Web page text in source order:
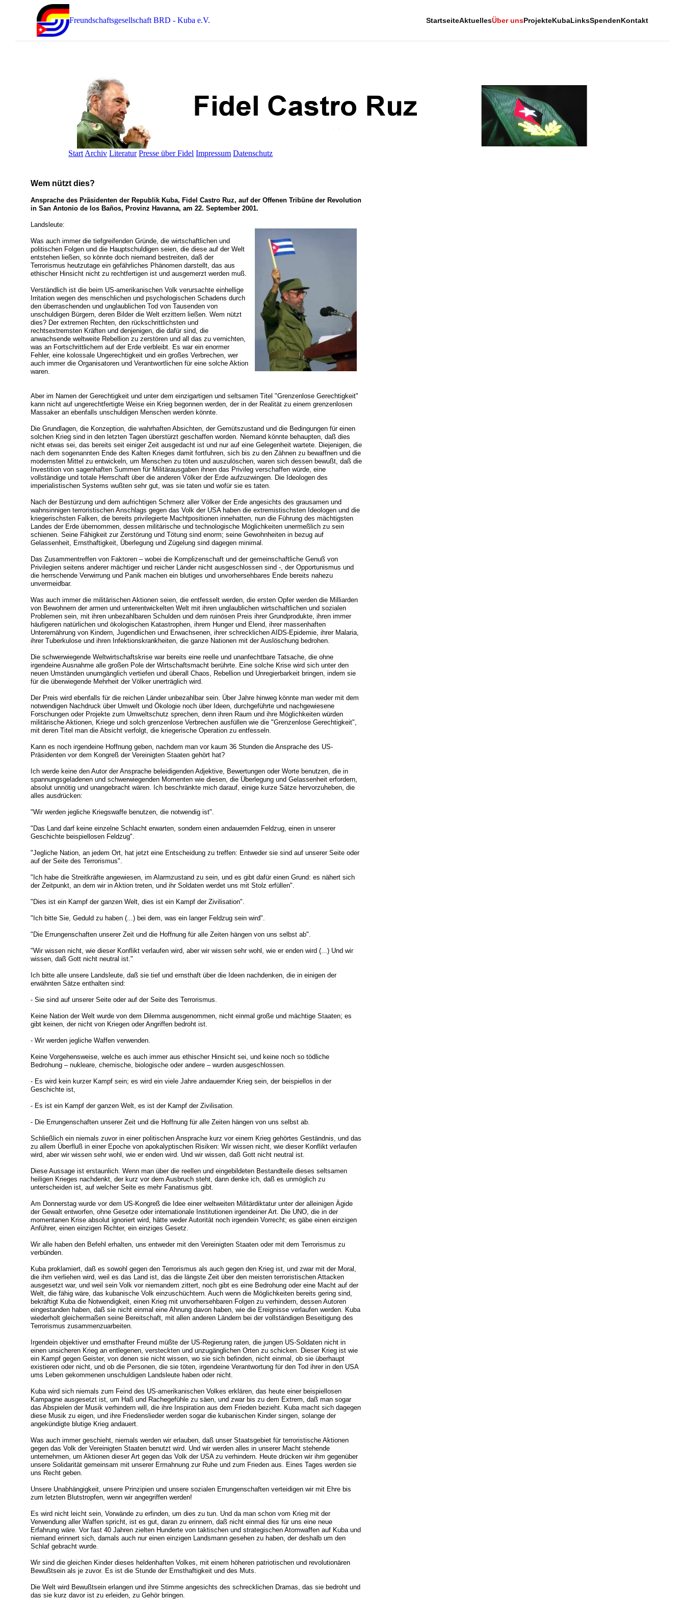
Freundschaftsgesellschaft BRD - Kuba e.V. StartseiteAktuellesÜber unsProjekteKubaLinksSpendenKontakt
Start Archiv Literatur Presse über Fidel Impressum Datenschutz
Wem nützt dies?
Ansprache des Präsidenten der Republik Kuba, Fidel Castro Ruz, auf der Offenen Tribüne der Revolution
in San Antonio de los Baños, Provinz Havanna, am 22. September 2001.
Landsleute:
Was auch immer die tiefgreifenden Gründe, die wirtschaftlichen und
politischen Folgen und die Hauptschuldigen seien, die diese auf der Welt
entstehen ließen, so könnte doch niemand bestreiten, daß der
Terrorismus heutzutage ein gefährliches Phänomen darstellt, das aus
ethischer Hinsicht nicht zu rechtfertigen ist und ausgemerzt werden muß.
Verständlich ist die beim US-amerikanischen Volk verursachte einhellige
Irritation wegen des menschlichen und psychologischen Schadens durch
den überraschenden und unglaublichen Tod von Tausenden von
unschuldigen Bürgern, deren Bilder die Welt erzittern ließen. Wem nützt
dies? Der extremen Rechten, den rückschrittlichsten und
rechtsextremsten Kräften und denjenigen, die dafür sind, die
anwachsende weltweite Rebellion zu zerstören und all das zu vernichten,
was an Fortschrittlichem auf der Erde verbleibt. Es war ein enormer
Fehler, eine kolossale Ungerechtigkeit und ein großes Verbrechen, wer
auch immer die Organisatoren und Verantwortlichen für eine solche Aktion
waren.
Aber im Namen der Gerechtigkeit und unter dem einzigartigen und seltsamen Titel "Grenzenlose Gerechtigkeit"
kann nicht auf ungerechtfertigte Weise ein Krieg begonnen werden, der in der Realität zu einem grenzenlosen
Massaker an ebenfalls unschuldigen Menschen werden könnte.
Die Grundlagen, die Konzeption, die wahrhaften Absichten, der Gemütszustand und die Bedingungen für einen
solchen Krieg sind in den letzten Tagen überstürzt geschaffen worden. Niemand könnte behaupten, daß dies
nicht etwas sei, das bereits seit einiger Zeit ausgedacht ist und nur auf eine Gelegenheit wartete. Diejenigen, die
nach dem sogenannten Ende des Kalten Krieges damit fortfuhren, sich bis zu den Zähnen zu bewaffnen und die
modernsten Mittel zu entwickeln, um Menschen zu töten und auszulöschen, waren sich dessen bewußt, daß die
Investition von sagenhaften Summen für Militärausgaben ihnen das Privileg verschaffen würde, eine
vollständige und totale Herrschaft über die anderen Völker der Erde aufzuzwingen. Die Ideologen des
imperialistischen Systems wußten sehr gut, was sie taten und wofür sie es taten.
Nach der Bestürzung und dem aufrichtigen Schmerz aller Völker der Erde angesichts des grausamen und
wahnsinnigen terroristischen Anschlags gegen das Volk der USA haben die extremistischsten Ideologen und die
kriegerischsten Falken, die bereits privilegierte Machtpositionen innehatten, nun die Führung des mächtigsten
Landes der Erde übernommen, dessen militärische und technologische Möglichkeiten unermeßlich zu sein
schienen. Seine Fähigkeit zur Zerstörung und Tötung sind enorm; seine Gewohnheiten in bezug auf
Gelassenheit, Ernsthaftigkeit, Überlegung und Zügelung sind dagegen minimal.
Das Zusammentreffen von Faktoren – wobei die Komplizenschaft und der gemeinschaftliche Genuß von
Privilegien seitens anderer mächtiger und reicher Länder nicht ausgeschlossen sind -, der Opportunismus und
die herrschende Verwirrung und Panik machen ein blutiges und unvorhersehbares Ende bereits nahezu
unvermeidbar.
Was auch immer die militärischen Aktionen seien, die entfesselt werden, die ersten Opfer werden die Milliarden
von Bewohnern der armen und unterentwickelten Welt mit ihren unglaublichen wirtschaftlichen und sozialen
Problemen sein, mit ihren unbezahlbaren Schulden und dem ruinösen Preis ihrer Grundprodukte, ihren immer
häufigeren natürlichen und ökologischen Katastrophen, ihrem Hunger und Elend, ihrer massenhaften
Unterernährung von Kindern, Jugendlichen und Erwachsenen, ihrer schrecklichen AIDS-Epidemie, ihrer Malaria,
ihrer Tuberkulose und ihren Infektionskrankheiten, die ganze Nationen mit der Auslöschung bedrohen.
Die schwerwiegende Weltwirtschaftskrise war bereits eine reelle und unanfechtbare Tatsache, die ohne
irgendeine Ausnahme alle großen Pole der Wirtschaftsmacht berührte. Eine solche Krise wird sich unter den
neuen Umständen unumgänglich vertiefen und überall Chaos, Rebellion und Unregierbarkeit bringen, indem sie
für die überwiegende Mehrheit der Völker unerträglich wird.
Der Preis wird ebenfalls für die reichen Länder unbezahlbar sein. Über Jahre hinweg könnte man weder mit dem
notwendigen Nachdruck über Umwelt und Ökologie noch über Ideen, durchgeführte und nachgewiesene
Forschungen oder Projekte zum Umweltschutz sprechen, denn ihren Raum und ihre Möglichkeiten würden
militärische Aktionen, Kriege und solch grenzenlose Verbrechen ausfüllen wie die "Grenzenlose Gerechtigkeit",
mit deren Titel man die Absicht verfolgt, die kriegerische Operation zu entfesseln.
Kann es noch irgendeine Hoffnung geben, nachdem man vor kaum 36 Stunden die Ansprache des US-
Präsidenten vor dem Kongreß der Vereinigten Staaten gehört hat?
Ich werde keine den Autor der Ansprache beleidigenden Adjektive, Bewertungen oder Worte benutzen, die in
spannungsgeladenen und schwerwiegenden Momenten wie diesen, die Überlegung und Gelassenheit erfordern,
absolut unnötig und unangebracht wären. Ich beschränkte mich darauf, einige kurze Sätze hervorzuheben, die
alles ausdrücken:
"Wir werden jegliche Kriegswaffe benutzen, die notwendig ist".
"Das Land darf keine einzelne Schlacht erwarten, sondern einen andauernden Feldzug, einen in unserer
Geschichte beispiellosen Feldzug".
"Jegliche Nation, an jedem Ort, hat jetzt eine Entscheidung zu treffen: Entweder sie sind auf unserer Seite oder
auf der Seite des Terrorismus".
"Ich habe die Streitkräfte angewiesen, im Alarmzustand zu sein, und es gibt dafür einen Grund: es nähert sich
der Zeitpunkt, an dem wir in Aktion treten, und ihr Soldaten werdet uns mit Stolz erfüllen".
"Dies ist ein Kampf der ganzen Welt, dies ist ein Kampf der Zivilisation".
"Ich bitte Sie, Geduld zu haben (...) bei dem, was ein langer Feldzug sein wird".
"Die Errungenschaften unserer Zeit und die Hoffnung für alle Zeiten hängen von uns selbst ab".
"Wir wissen nicht, wie dieser Konflikt verlaufen wird, aber wir wissen sehr wohl, wie er enden wird (...) Und wir
wissen, daß Gott nicht neutral ist."
Ich bitte alle unsere Landsleute, daß sie tief und ernsthaft über die Ideen nachdenken, die in einigen der
erwähnten Sätze enthalten sind:
- Sie sind auf unserer Seite oder auf der Seite des Terrorismus.
Keine Nation der Welt wurde von dem Dilemma ausgenommen, nicht einmal große und mächtige Staaten; es
gibt keinen, der nicht von Kriegen oder Angriffen bedroht ist.
- Wir werden jegliche Waffen verwenden.
Keine Vorgehensweise, welche es auch immer aus ethischer Hinsicht sei, und keine noch so tödliche
Bedrohung – nukleare, chemische, biologische oder andere – wurden ausgeschlossen.
- Es wird kein kurzer Kampf sein; es wird ein viele Jahre andauernder Krieg sein, der beispiellos in der
Geschichte ist,
- Es ist ein Kampf der ganzen Welt, es ist der Kampf der Zivilisation.
- Die Errungenschaften unserer Zeit und die Hoffnung für alle Zeiten hängen von uns selbst ab.
Schließlich ein niemals zuvor in einer politischen Ansprache kurz vor einem Krieg gehörtes Geständnis, und das
zu allem Überfluß in einer Epoche von apokalyptischen Risiken: Wir wissen nicht, wie dieser Konflikt verlaufen
wird, aber wir wissen sehr wohl, wie er enden wird. Und wir wissen, daß Gott nicht neutral ist.
Diese Aussage ist erstaunlich. Wenn man über die reellen und eingebildeten Bestandteile dieses seltsamen
heiligen Krieges nachdenkt, der kurz vor dem Ausbruch steht, dann denke ich, daß es unmöglich zu
unterscheiden ist, auf welcher Seite es mehr Fanatismus gibt.
Am Donnerstag wurde vor dem US-Kongreß die Idee einer weltweiten Militärdiktatur unter der alleinigen Ägide
der Gewalt entworfen, ohne Gesetze oder internationale Institutionen irgendeiner Art. Die UNO, die in der
momentanen Krise absolut ignoriert wird, hätte weder Autorität noch irgendein Vorrecht; es gäbe einen einzigen
Anführer, einen einzigen Richter, ein einziges Gesetz.
Wir alle haben den Befehl erhalten, uns entweder mit den Vereinigten Staaten oder mit dem Terrorismus zu
verbünden.
Kuba proklamiert, daß es sowohl gegen den Terrorismus als auch gegen den Krieg ist, und zwar mit der Moral,
die ihm verliehen wird, weil es das Land ist, das die längste Zeit über den meisten terroristischen Attacken
ausgesetzt war, und weil sein Volk vor niemandem zittert, noch gibt es eine Bedrohung oder eine Macht auf der
Welt, die fähig wäre, das kubanische Volk einzuschüchtern. Auch wenn die Möglichkeiten bereits gering sind,
bekräftigt Kuba die Notwendigkeit, einen Krieg mit unvorhersehbaren Folgen zu verhindern, dessen Autoren
eingestanden haben, daß sie nicht einmal eine Ahnung davon haben, wie die Ereignisse verlaufen werden. Kuba
wiederholt gleichermaßen seine Bereitschaft, mit allen anderen Ländern bei der vollständigen Beseitigung des
Terrorismus zusammenzuarbeiten.
Irgendein objektiver und ernsthafter Freund müßte der US-Regierung raten, die jungen US-Soldaten nicht in
einen unsicheren Krieg an entlegenen, versteckten und unzugänglichen Orten zu schicken. Dieser Krieg ist wie
ein Kampf gegen Geister, von denen sie nicht wissen, wo sie sich befinden, nicht einmal, ob sie überhaupt
existieren oder nicht, und ob die Personen, die sie töten, irgendeine Verantwortung für den Tod ihrer in den USA
ums Leben gekommenen unschuldigen Landsleute haben oder nicht.
Kuba wird sich niemals zum Feind des US-amerikanischen Volkes erklären, das heute einer beispiellosen
Kampagne ausgesetzt ist, um Haß und Rachegefühle zu säen, und zwar bis zu dem Extrem, daß man sogar
das Abspielen der Musik verhindern will, die ihre Inspiration aus dem Frieden bezieht. Kuba macht sich dagegen
diese Musik zu eigen, und ihre Friedenslieder werden sogar die kubanischen Kinder singen, solange der
angekündigte blutige Krieg andauert.
Was auch immer geschieht, niemals werden wir erlauben, daß unser Staatsgebiet für terroristische Aktionen
gegen das Volk der Vereinigten Staaten benutzt wird. Und wir werden alles in unserer Macht stehende
unternehmen, um Aktionen dieser Art gegen das Volk der USA zu verhindern. Heute drücken wir ihm gegenüber
unsere Solidarität gemeinsam mit unserer Ermahnung zur Ruhe und zum Frieden aus. Eines Tages werden sie
uns Recht geben.
Unsere Unabhängigkeit, unsere Prinzipien und unsere sozialen Errungenschaften verteidigen wir mit Ehre bis
zum letzten Blutstropfen, wenn wir angegriffen werden!
Es wird nicht leicht sein, Vorwände zu erfinden, um dies zu tun. Und da man schon vom Krieg mit der
Verwendung aller Waffen spricht, ist es gut, daran zu erinnern, daß nicht einmal dies für uns eine neue
Erfahrung wäre. Vor fast 40 Jahren zielten Hunderte von taktischen und strategischen Atomwaffen auf Kuba und
niemand erinnert sich, damals auch nur einen einzigen Landsmann gesehen zu haben, der deshalb um den
Schlaf gebracht wurde.
Wir sind die gleichen Kinder dieses heldenhaften Volkes, mit einem höheren patriotischen und revolutionären
Bewußtsein als je zuvor. Es ist die Stunde der Ernsthaftigkeit und des Muts.
Die Welt wird Bewußtsein erlangen und ihre Stimme angesichts des schrecklichen Dramas, das sie bedroht und
das sie kurz davor ist zu erleiden, zu Gehör bringen.